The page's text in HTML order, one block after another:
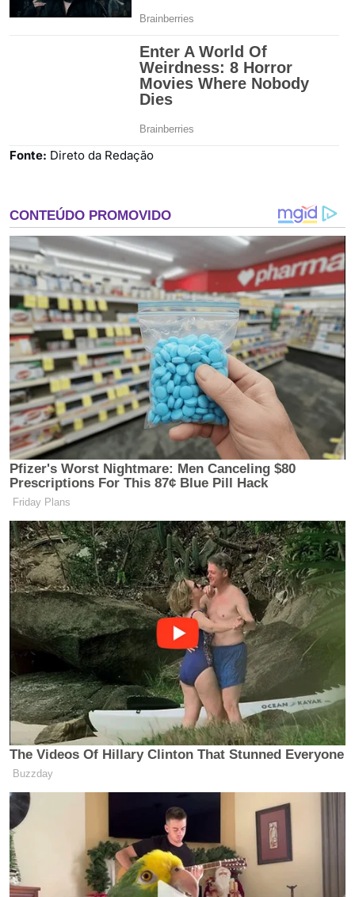
Fonte: Direto da Redação